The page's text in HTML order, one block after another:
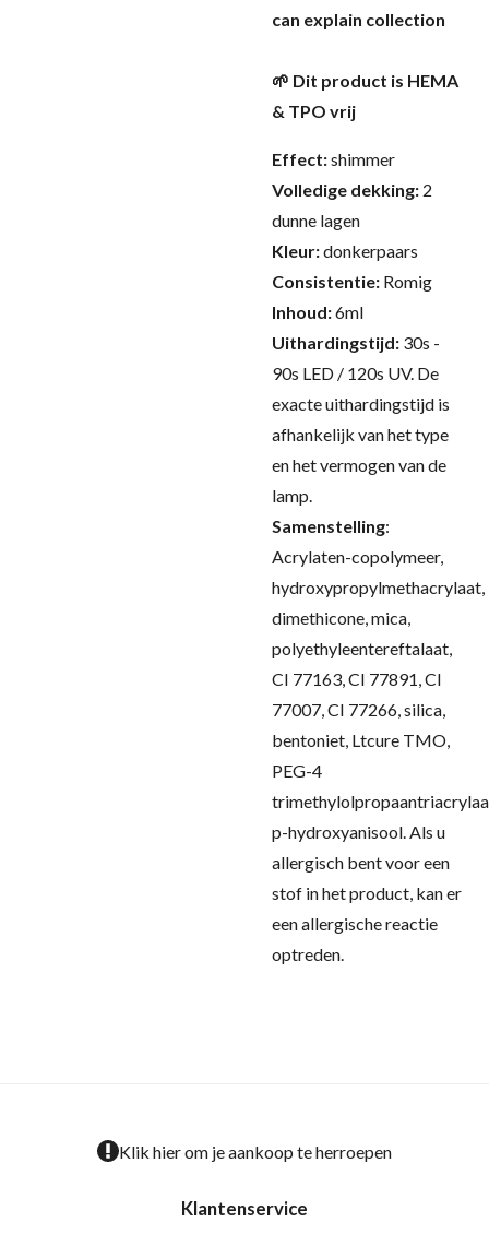
can explain collection
🌱 Dit product is HEMA
& TPO vrij
Effect:shimmer
Volledige dekking: 2
dunne lagen
Kleur:donkerpaars
Consistentie: Romig
Inhoud:6ml
Uithardingstijd: 30s -
90s LED / 120s UV. De
exacte uithardingstijd is
afhankelijk van het type
en het vermogen van de
lamp.
Samenstelling:
Acrylaten-copolymeer,
hydroxypropylmethacrylaat,
dimethicone, mica,
polyethyleentereftalaat,
CI 77163, CI 77891, CI
77007, CI 77266, silica,
bentoniet, Ltcure TMO,
PEG-4
p-hydroxyanisool.Als u
allergisch bent voor een
stof in het product, kan er
een allergische reactie
optreden.
Klik hier om je aankoop te herroepen
Klantenservice